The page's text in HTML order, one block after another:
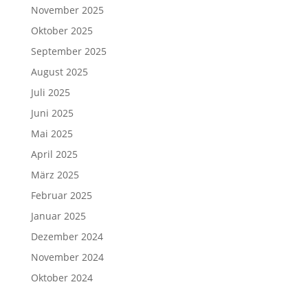
November 2025
Oktober 2025
September 2025
August 2025
Juli 2025
Juni 2025
Mai 2025
April 2025
März 2025
Februar 2025
Januar 2025
Dezember 2024
November 2024
Oktober 2024